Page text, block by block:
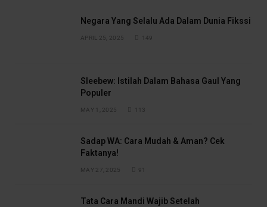
Negara Yang Selalu Ada Dalam Dunia Fikssi
APRIL 25, 2025 149
Sleebew: Istilah Dalam Bahasa Gaul Yang
Populer
MAY 1, 2025 113
Sadap WA: Cara Mudah & Aman? Cek
Faktanya!
MAY 27, 2025 91
Tata Cara Mandi Wajib Setelah